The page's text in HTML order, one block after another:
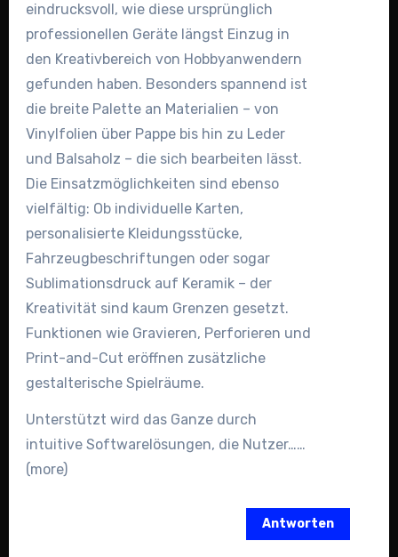
eindrucksvoll, wie diese ursprünglich
professionellen Geräte längst Einzug in
den Kreativbereich von Hobbyanwendern
gefunden haben. Besonders spannend ist
die breite Palette an Materialien – von
Vinylfolien über Pappe bis hin zu Leder
und Balsaholz – die sich bearbeiten lässt.
Die Einsatzmöglichkeiten sind ebenso
vielfältig: Ob individuelle Karten,
personalisierte Kleidungsstücke,
Fahrzeugbeschriftungen oder sogar
Sublimationsdruck auf Keramik – der
Kreativität sind kaum Grenzen gesetzt.
Funktionen wie Gravieren, Perforieren und
Print-and-Cut eröffnen zusätzliche
gestalterische Spielräume.
Unterstützt wird das Ganze durch
intuitive Softwarelösungen, die Nutzer……
(more)
Antworten